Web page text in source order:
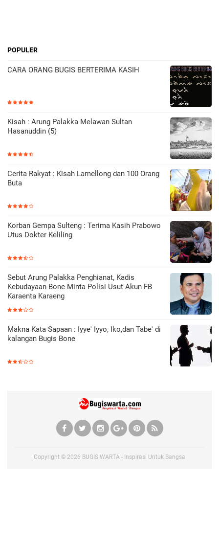
POPULER
CARA ORANG BUGIS BERTERIMA KASIH
Kisah : Arung Palakka Melawan Sultan
Hasanuddin (5)
Cerita Rakyat : Kisah Lamellong dan 100 Orang
Buta
Korban Gempa Sulteng : Terima Kasih Prabowo
Utus Dokter Keliling
Sebut Arung Palakka Penghianat, Kadis
Kebudayaan Bone Minta Polisi Usut Akun FB
Karaenta Karaeng
Makna Kata Sapaan : Iyye' Iyyo, Iko,dan Tabe' di
kalangan Bugis Bone
Copyright © 2026 BUGIS WARTA - Inspirasi Untuk Bangsa